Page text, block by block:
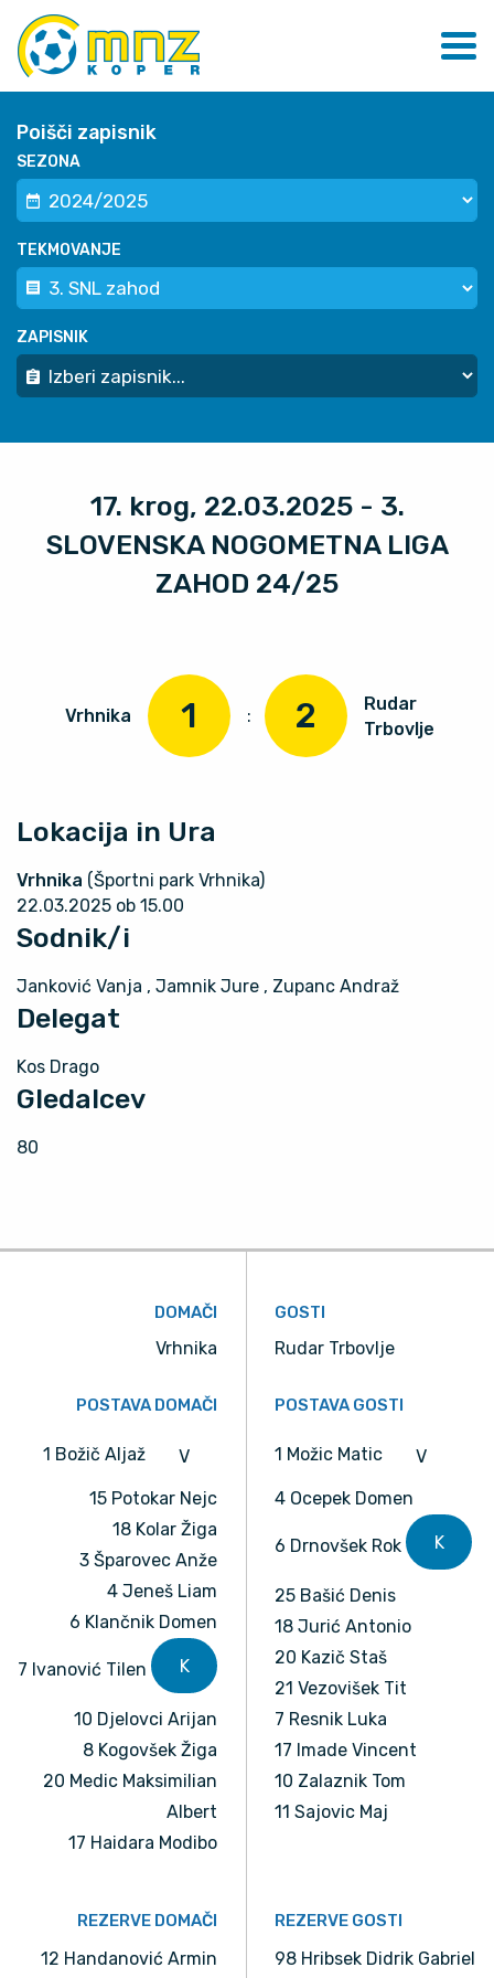
Poišči zapisnik
SEZONA
TEKMOVANJE
ZAPISNIK
17. krog, 22.03.2025 - 3.
SLOVENSKA NOGOMETNA LIGA
ZAHOD 24/25
Vrhnika 1 : 2
Rudar
Trbovlje
Lokacija in Ura
Vrhnika (Športni park Vrhnika)
22.03.2025 ob 15.00
Sodnik/i
Janković Vanja , Jamnik Jure , Zupanc Andraž
Delegat
Kos Drago
Gledalcev
80
DOMAČI
Vrhnika
GOSTI
Rudar Trbovlje
POSTAVA DOMAČI
1 Božič Aljaž V
15 Potokar Nejc
18 Kolar Žiga
3 Šparovec Anže
4 Jeneš Liam
6 Klančnik Domen
7 Ivanović Tilen K
10 Djelovci Arijan
8 Kogovšek Žiga
20 Medic Maksimilian
Albert
17 Haidara Modibo
POSTAVA GOSTI
1 Možic Matic V
4 Ocepek Domen
6 Drnovšek Rok K
25 Bašić Denis
18 Jurić Antonio
20 Kazič Staš
21 Vezovišek Tit
7 Resnik Luka
17 Imade Vincent
10 Zalaznik Tom
11 Sajovic Maj
REZERVE DOMAČI
12 Handanović Armin
REZERVE GOSTI
98 Hribsek Didrik Gabriel